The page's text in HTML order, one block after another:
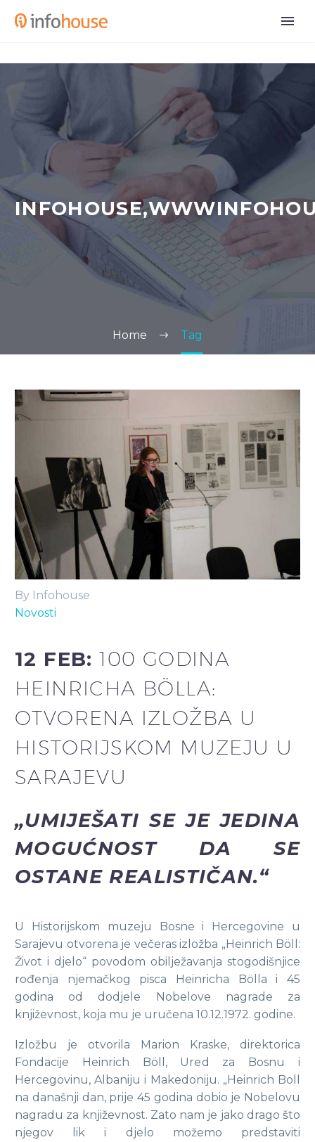
Home Tag
By Infohouse
Novosti
12 FEB:100 GODINA
HEINRICHA BÖLLA:
OTVORENA IZLOŽBA U
HISTORIJSKOM MUZEJU U
SARAJEVU
„UMIJEŠATI SE JE JEDINA
MOGUĆNOST DA SE
OSTANE REALISTIČAN.“
U Historijskom muzeju Bosne i Hercegovine u
Sarajevu otvorena je večeras izložba „Heinrich Böll:
Život i djelo“ povodom obilježavanja stogodišnjice
rođenja njemačkog pisca Heinricha Bölla i 45
godina od dodjele Nobelove nagrade za
književnost, koja mu je uručena 10.12.1972. godine.
Izložbu je otvorila Marion Kraske, direktorica
Fondacije Heinrich Böll, Ured za Bosnu i
Hercegovinu, Albaniju i Makedoniju. „Heinrich Boll
na današnji dan, prije 45 godina dobio je Nobelovu
nagradu za književnost. Zato nam je jako drago što
njegov lik i djelo možemo predstaviti